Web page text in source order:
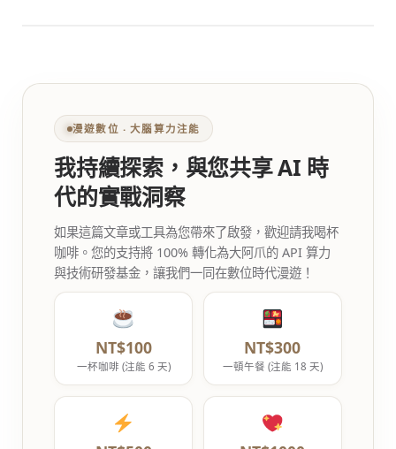
漫遊數位 ‧ 大腦算力注能
我持續探索，與您共享 AI 時
代的實戰洞察
如果這篇文章或工具為您帶來了啟發，歡迎請我喝杯
咖啡。您的支持將 100% 轉化為大阿爪的 API 算力
與技術研發基金，讓我們一同在數位時代漫遊！
NT$100
一杯咖啡 (注能 6 天)
NT$300
一頓午餐 (注能 18 天)